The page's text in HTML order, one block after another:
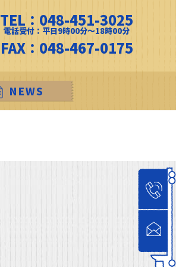
TEL：048-451-3025
電話受付：平日9時00分～18時00分
FAX：048-467-0175